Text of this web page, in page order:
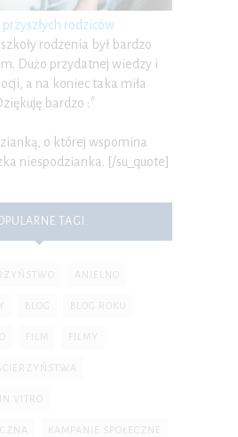
rodziców
rodzenia był bardzo
Dużo przydatnej wiedzy i
a na koniec taka miła
bardzo :*
o której wspomina
niespodzianka. [/su_quote]
TAGI:
ANIELNO
BLOG BLOG ROKU
FILM FILMY
IN VITRO
KAMPANIE SPOŁECZNE